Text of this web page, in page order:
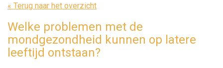
« Terug naar het overzicht
Welke problemen met de
mondgezondheid kunnen op latere
leeftijd ontstaan?